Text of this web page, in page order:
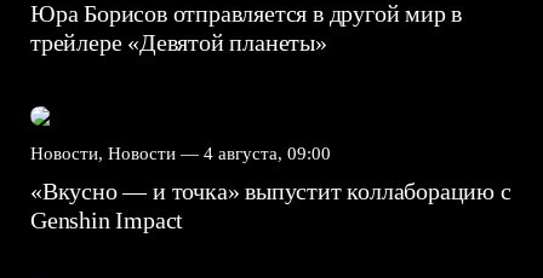
Юра Борисов отправляется в другой мир в
трейлере «Девятой планеты»
Новости, Новости — 4 августа, 09:00
«Вкусно — и точка» выпустит коллаборацию с
Genshin Impact⁠⁠